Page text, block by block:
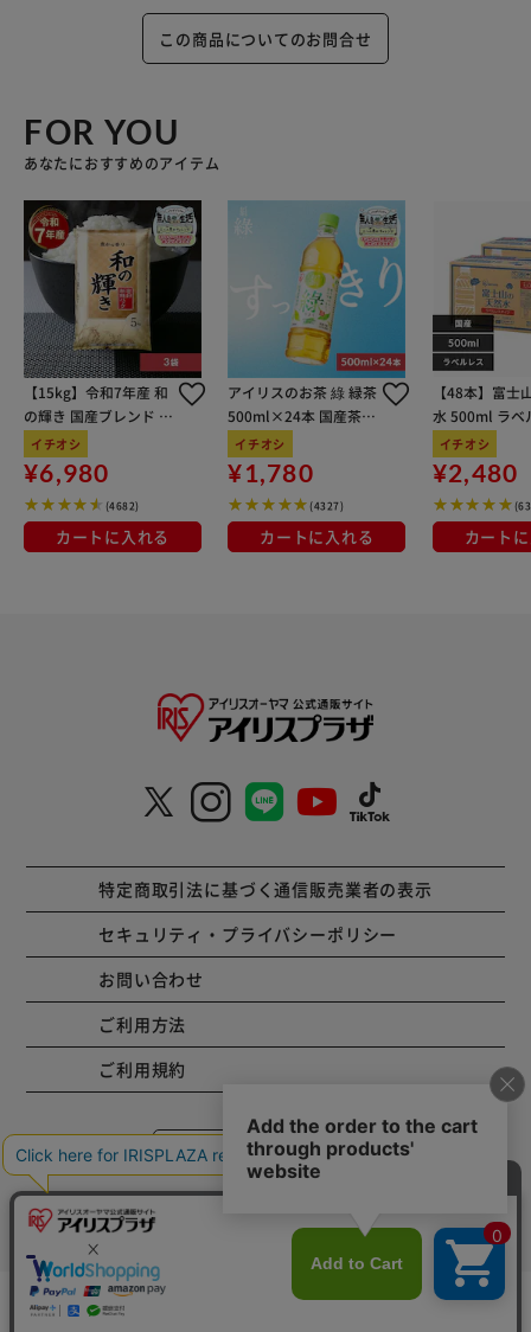
この商品についてのお問合せ
FOR YOU
あなたにおすすめのアイテム
【15kg】令和7年産 和
の輝き 国産ブレンド 5
kg×3袋
イチオシ
¥6,980
(4682)
カートに入れる
アイリスのお茶 綠 緑茶
500ml×24本 国産茶葉
100％使用
イチオシ
¥1,780
(4327)
カートに入れる
【48本】富士
水 500ml ラベ
イチオシ
¥2,480
カート
特定商取引法に基づく通信販売業者の表示
セキュリティ・プライバシーポリシー
お問い合わせ
ご利用方法
ご利用規約
コーポレートサイト
Copyright © 2001 IRISPLAZA. ALL Rights Reserved.